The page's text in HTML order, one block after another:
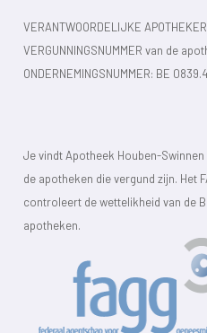
VERANTWOORDELIJKE
VERGUNNINGSNUMMER van de
ONDERNEMINGSNUMMER: BE
Je vindt Apotheek Houben-Swinnen
de apotheken die vergund zijn. Het
controleert de wettelikheid van de
apotheken.